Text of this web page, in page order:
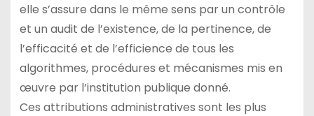
elle s’assure dans le même sens par un contrôle
et un audit de l’existence, de la pertinence, de
l’efficacité et de l’efficience de tous les
algorithmes, procédures et mécanismes mis en
œuvre par l’institution publique donné.
Ces attributions administratives sont les plus